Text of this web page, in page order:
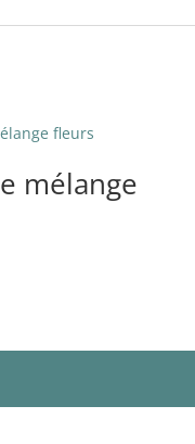
mélange